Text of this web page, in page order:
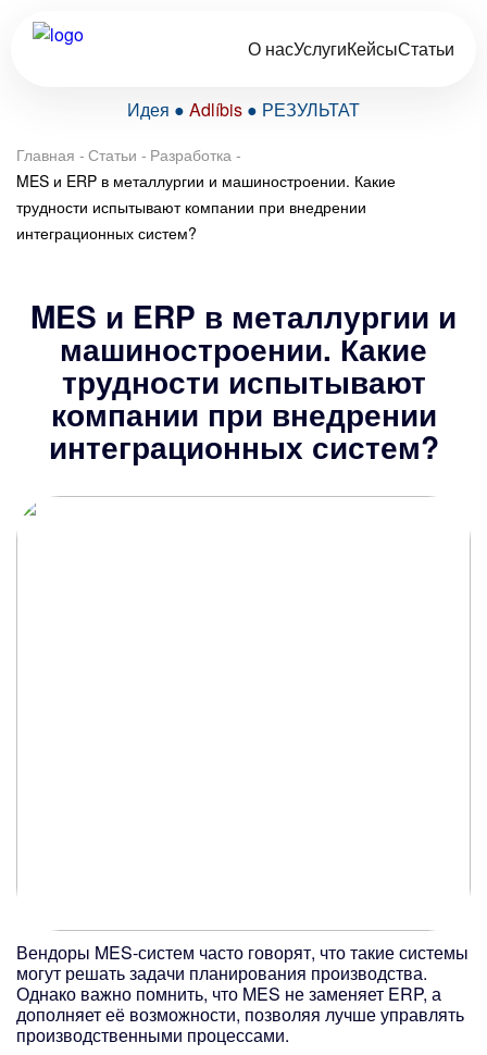
О насУслугиКейсыСтатьи
Идея ● Adlíbis ● РЕЗУЛЬТАТ
Главная - Статьи - Разработка -
MES и ERP в металлургии и машиностроении. Какие
трудности испытывают компании при внедрении
интеграционных систем?
MES и ERP в металлургии и
машиностроении. Какие
трудности испытывают
компании при внедрении
интеграционных систем?
Вендоры MES-систем часто говорят, что такие системы
могут решать задачи планирования производства.
Однако важно помнить, что MES не заменяет ERP, а
дополняет её возможности, позволяя лучше управлять
производственными процессами.